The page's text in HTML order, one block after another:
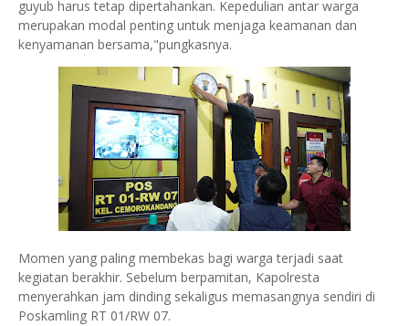
guyub harus tetap dipertahankan. Kepedulian antar warga
merupakan modal penting untuk menjaga keamanan dan
kenyamanan bersama,"pungkasnya.
Momen yang paling membekas bagi warga terjadi saat
kegiatan berakhir. Sebelum berpamitan, Kapolresta
menyerahkan jam dinding sekaligus memasangnya sendiri di
Poskamling RT 01/RW 07.